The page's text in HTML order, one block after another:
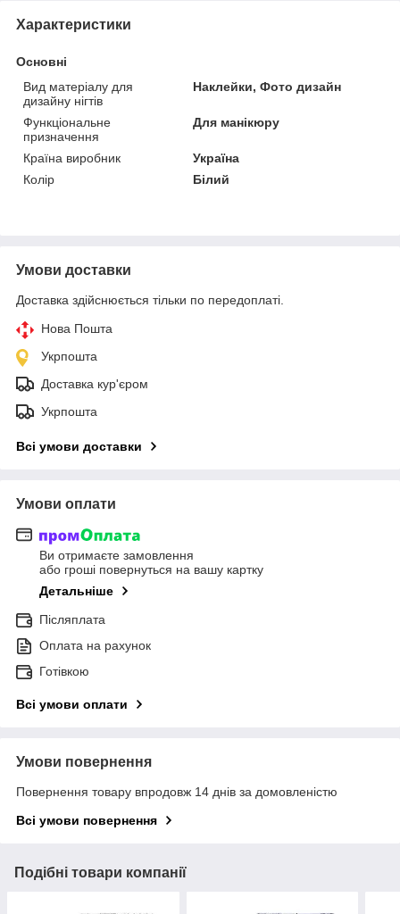
Характеристики
Основні
Вид матеріалу для
дизайну нігтів
Наклейки, Фото дизайн
Функціональне
призначення
Для манікюру
Країна виробник
Україна
Колір
Білий
Умови доставки
Доставка здійснюється тільки по передоплаті.
Нова Пошта
Укрпошта
Доставка кур'єром
Укрпошта
Всі умови доставки
Умови оплати
Ви отримаєте замовлення
або гроші повернуться на вашу картку
Детальніше
Післяплата
Оплата на рахунок
Готівкою
Всі умови оплати
Умови повернення
Повернення товару впродовж 14 днів за домовленістю
Всі умови повернення
Подібні товари компанії